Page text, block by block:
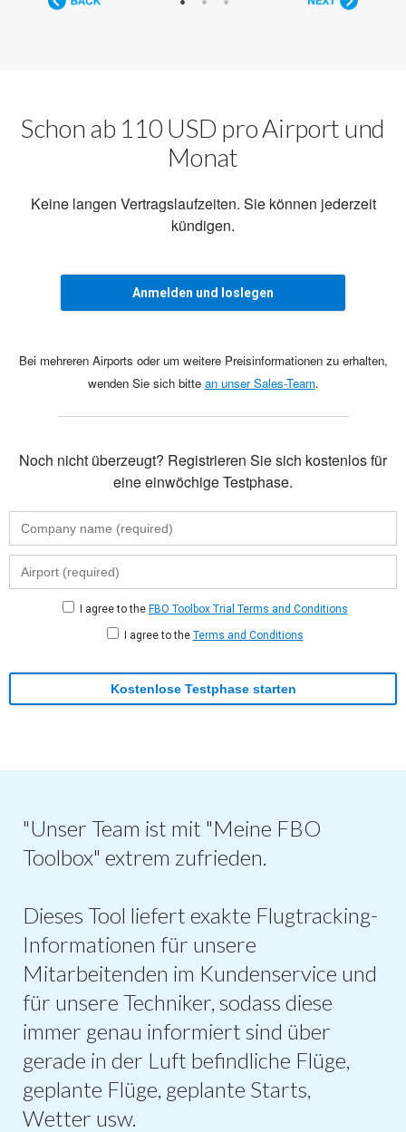
Schon ab 110 USD pro Airport und
Monat
Keine langen Vertragslaufzeiten. Sie können jederzeit
kündigen.
Anmelden und loslegen
Bei mehreren Airports oder um weitere Preisinformationen zu erhalten,
wenden Sie sich bitte an unser Sales-Team.
Noch nicht überzeugt? Registrieren Sie sich kostenlos für
eine einwöchige Testphase.
I agree to the FBO Toolbox Trial Terms and Conditions
I agree to the Terms and Conditions
Kostenlose Testphase starten
"Unser Team ist mit "Meine FBO
Toolbox" extrem zufrieden.
Dieses Tool liefert exakte Flugtracking-
Informationen für unsere
Mitarbeitenden im Kundenservice und
für unsere Techniker, sodass diese
immer genau informiert sind über
gerade in der Luft befindliche Flüge,
geplante Flüge, geplante Starts,
Wetter usw.